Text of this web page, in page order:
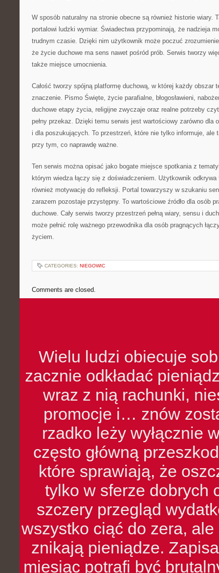
W sposób naturalny na stronie obecne są również historie wiary.
portalowi ludzki wymiar. Świadectwa przypominają, że nadzieja
trudnym czasie. Dzięki nim użytkownik może poczuć
że życie duchowe ma sens nawet pośród prób. Serwis tworzy
także miejsce umocnienia.
Całość tworzy spójną platformę duchową, w której każdy obszar
znaczenie. Pismo Święte, życie parafialne, błogosławieni,
duchowe etapy życia, religijne zwyczaje oraz realne potrzeby
pełny przekaz. Dzięki temu serwis jest wartościowy zarówno dla
i dla poszukujących. To przestrzeń, które nie tylko informuje, ale
przy tym, co naprawdę ważne.
Ten serwis można opisać jako bogate miejsce spotkania z
którym wiedza łączy się z doświadczeniem. Użytkownik
również motywację do refleksji. Portal towarzyszy w szukaniu
zarazem pozostaje przystępny. To wartościowe źródło dla osób
duchowe. Cały serwis tworzy przestrzeń pełną wiary, sensu i
może pełnić rolę ważnego przewodnika dla osób pragnących
życiem.
CATEGORIES: NIEGOWIC
Comments are closed.
Wielu ludzi obiecuje
zacznie odkładać
wraz z nią rachunki,
promocje i… znów
rzadko leży wyłącznie
często główną
które sprawiają, że
tylko w sferze dobrych
szczery przegląd
wszystko ciąć do zera,
znikają pieniądze.
miesiąc potrafi być